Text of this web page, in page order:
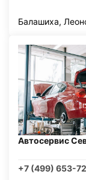
Балашиха,
Автосервис
+7 (499) 653-